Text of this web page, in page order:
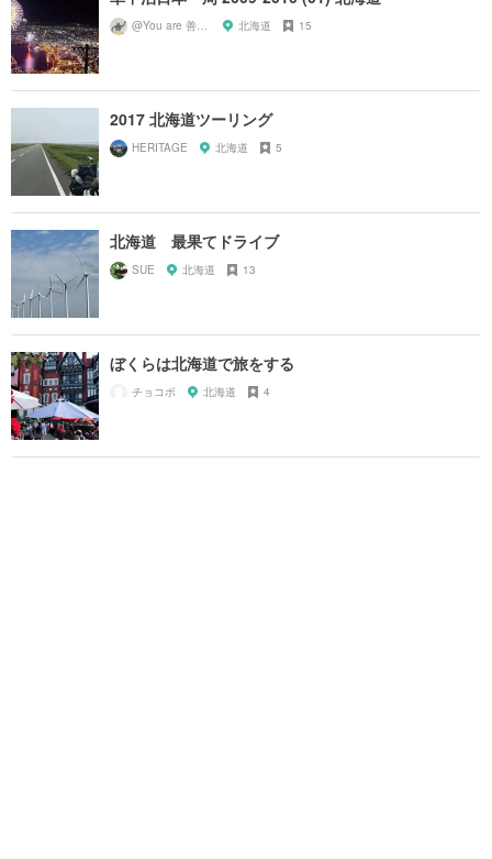
北海道 15
2017 北海道ツーリング
HERITAGE 北海道 5
北海道 最果てドライブ
SUE 北海道 13
ぼくらは北海道で旅をする
チョコボ 北海道 4